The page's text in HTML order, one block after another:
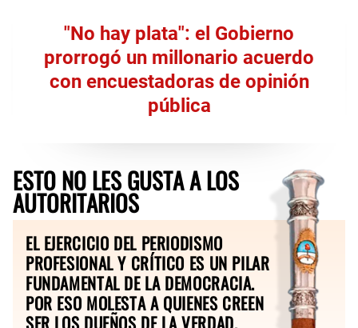
"No hay plata": el Gobierno
prorrogó un millonario acuerdo
con encuestadoras de opinión
pública
ESTO NO LES GUSTA A LOS
AUTORITARIOS
EL EJERCICIO DEL PERIODISMO
PROFESIONAL Y CRÍTICO ES UN PILAR
FUNDAMENTAL DE LA DEMOCRACIA.
POR ESO MOLESTA A QUIENES CREEN
SER LOS DUEÑOS DE LA VERDAD.